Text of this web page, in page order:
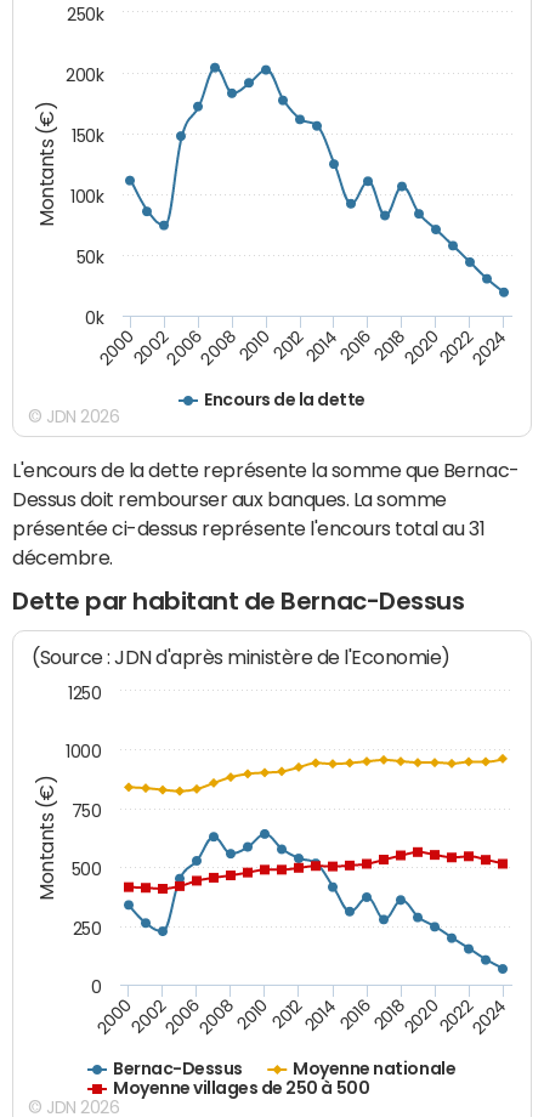
Montants (€)
Encours de la dette
200020022006200820102012201420162018202020222024
0k
50k
100k
150k
200k
250k
© JDN 2026
L'encours de la dette représente la somme que Bernac-
Dessus doit rembourser aux banques. La somme
présentée ci-dessus représente l'encours total au 31
décembre.
Dette par habitant de Bernac-Dessus
Montants (€)
(Source : JDN d'après ministère de l'Economie)
Bernac-Dessus
Moyenne nationale
Moyenne villages de 250 à 500
200020022006200820102012201420162018202020222024
0
250
500
750
1000
1250
© JDN 2026